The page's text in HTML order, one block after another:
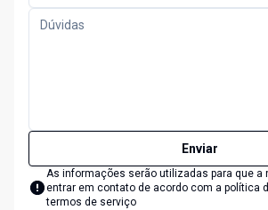
Enviar
As informações serão utilizadas para que a
entrar em contato de acordo com a política
termos de serviço